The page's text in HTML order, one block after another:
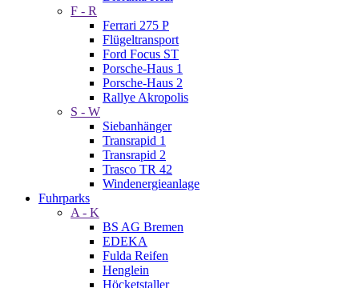
F - R
Ferrari 275 P
Flügeltransport
Ford Focus ST
Porsche-Haus 1
Porsche-Haus 2
Rallye Akropolis
S - W
Siebanhänger
Transrapid 1
Transrapid 2
Trasco TR 42
Windenergieanlage
Fuhrparks
A - K
BS AG Bremen
EDEKA
Fulda Reifen
Henglein
Höcketstaller